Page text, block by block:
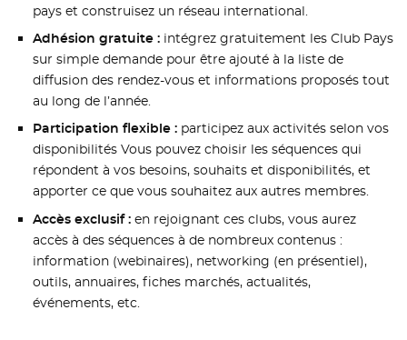
pays et construisez un réseau international.
Adhésion gratuite : intégrez gratuitement les Club Pays
sur simple demande pour être ajouté à la liste de
diffusion des rendez-vous et informations proposés tout
au long de l’année.
Participation flexible :participez aux activités selon vos
disponibilités Vous pouvez choisir les séquences qui
répondent à vos besoins, souhaits et disponibilités, et
apporter ce que vous souhaitez aux autres membres.
Accès exclusif : en rejoignant ces clubs, vous aurez
accès à des séquences à de nombreux contenus :
information (webinaires), networking (en présentiel),
outils, annuaires, fiches marchés, actualités,
événements, etc.